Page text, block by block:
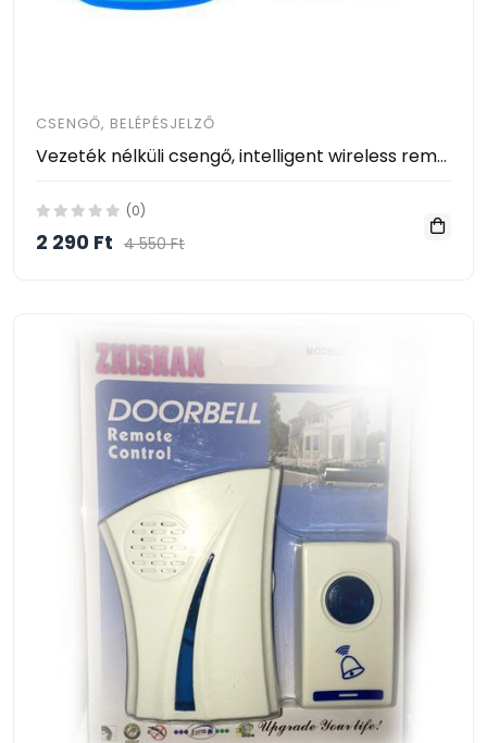
CSENGŐ, BELÉPÉSJELZŐ
Vezeték nélküli csengő, intelligent wireless remote control doorbell VOYE Model: V009A
(0)
2 290 Ft 4 550 Ft